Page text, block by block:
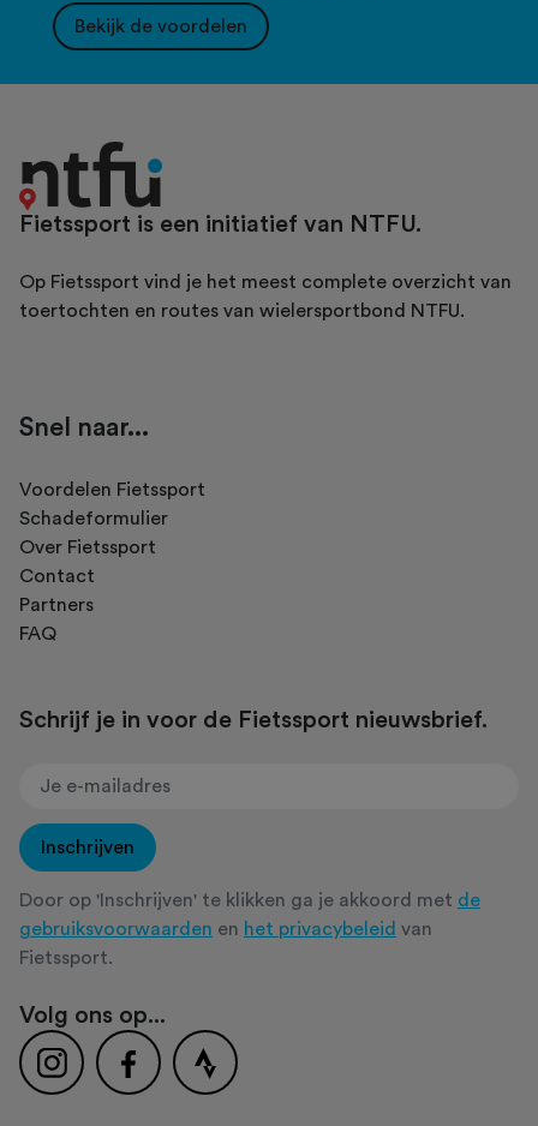
Bekijk de voordelen
Fietssport is een initiatief van NTFU.
Op Fietssport vind je het meest complete overzicht van
toertochten en routes van wielersportbond NTFU.
Snel naar...
Voordelen Fietssport
Schadeformulier
Over Fietssport
Contact
Partners
FAQ
Schrijf je in voor de Fietssport nieuwsbrief.
Inschrijven
Door op 'Inschrijven' te klikken ga je akkoord met de
gebruiksvoorwaarden en het privacybeleid van
Fietssport.
Volg ons op...